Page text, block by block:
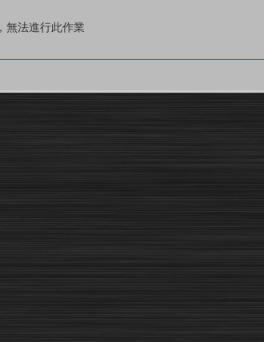
無法進行此作業